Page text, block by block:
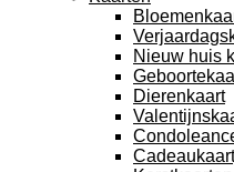
Nieuw huis
Dierenkaart